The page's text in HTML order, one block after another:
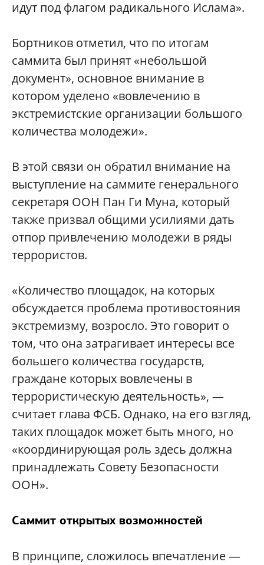
идут под флагом радикального Ислама».
Бортников отметил, что по итогам
саммита был принят «небольшой
документ», основное внимание в
котором уделено «вовлечению в
экстремистские организации большого
количества молодежи».
В этой связи он обратил внимание на
выступление на саммите генерального
секретаря ООН Пан Ги Муна, который
также призвал общими усилиями дать
отпор привлечению молодежи в ряды
террористов.
«Количество площадок, на которых
обсуждается проблема противостояния
экстремизму, возросло. Это говорит о
том, что она затрагивает интересы все
большего количества государств,
граждане которых вовлечены в
террористическую деятельность», —
считает глава ФСБ. Однако, на его взгляд,
таких площадок может быть много, но
«координирующая роль здесь должна
принадлежать Совету Безопасности
ООН».
Саммит открытых возможностей
В принципе, сложилось впечатление —